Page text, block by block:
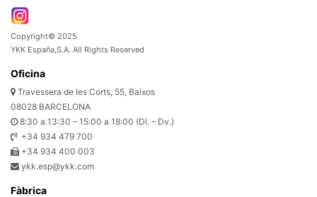
Copyright© 2025
YKK España,S.A. All Rights Reserved
Oficina
Travessera de les Corts, 55, Baixos
08028 BARCELONA
8:30 a 13:30 – 15:00 a 18:00 (Dl. – Dv.)
+34 934 479 700
+34 934 400 003
ykk.esp@ykk.com
Fàbrica